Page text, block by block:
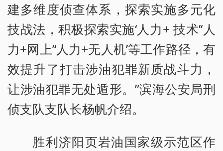
建多维度侦查体系，探索实施多元化
技战法，积极探索实施‘人力+ 技术’‘人
力+网上’‘人力+无人机’等工作路径，有
效提升了打击涉油犯罪新质战斗力，
让涉油犯罪无处遁形。”滨海公安局刑
侦支队支队长杨帆介绍。
胜利济阳页岩油国家级示范区作